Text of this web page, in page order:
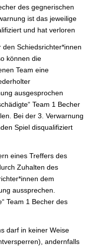
des gegnerischen
ist das jeweilige
und hat verloren
Schiedsrichter*innen
können die
Team eine
ausgesprochen
Team 1 Becher
Bei der 3. Verwarnung
Spiel disqualifiziert
eines Treffers des
Zuhalten des
dem
aussprechen.
Team 1 Becher des
darf in keiner Weise
andernfalls